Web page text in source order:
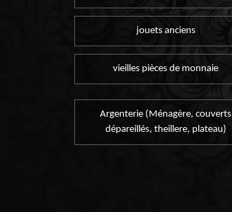
jouets anciens
vieilles pièces de monnaie
Argenterie (Ménagère, couverts
dépareillés, theillere, plateau)